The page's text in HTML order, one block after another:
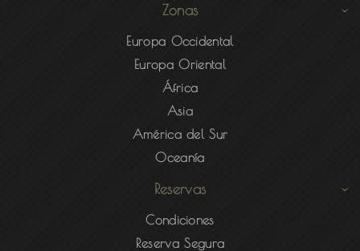
Zonas
Europa Occidental
Europa Oriental
África
Asia
América del Sur
Oceanía
Reservas
Condiciones
Reserva Segura